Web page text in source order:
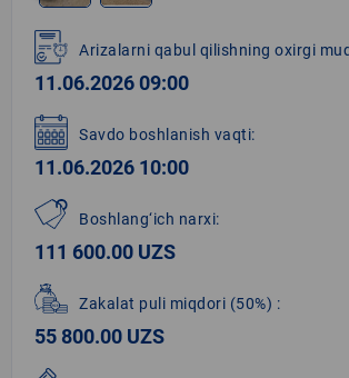
1
of
2
Arizalarni qabul qilishning oxirgi
11.06.2026 09:00
Savdo boshlanish vaqti:
11.06.2026 10:00
Boshlang‘ich narxi:
111 600.00 UZS
Zakalat puli miqdori (50%) :
55 800.00 UZS